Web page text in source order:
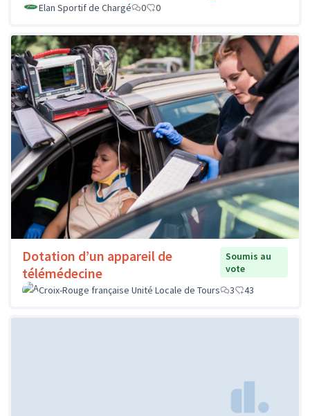
Elan Sportif de Chargé 0 0
Dotation d’un appareil de
télémédecine
Soumis au
vote
Croix-Rouge française Unité Locale de Tours
3 43